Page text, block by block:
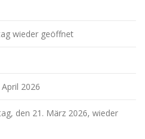
wieder geöffnet
2026
den 21. März 2026, wieder